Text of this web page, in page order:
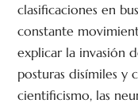
clasificaciones en
constante
explicar la invasión
posturas disímiles y
cientificismo, las